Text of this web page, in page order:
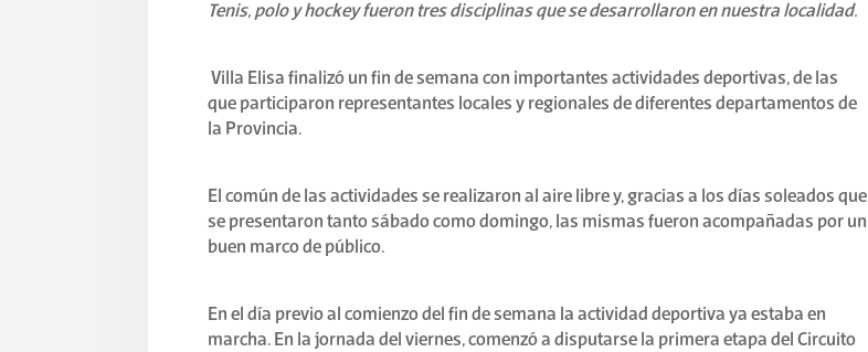
Tenis, polo y hockey fueron tres disciplinas que se desarrollaron en nuestra localidad.
Villa Elisa finalizó un fin de semana con importantes actividades deportivas, de las
que participaron representantes locales y regionales de diferentes departamentos de
la Provincia.
El común de las actividades se realizaron al aire libre y, gracias a los días soleados que
se presentaron tanto sábado como domingo, las mismas fueron acompañadas por un
buen marco de público.
En el día previo al comienzo del fin de semana la actividad deportiva ya estaba en
marcha. En la jornada del viernes, comenzó a disputarse la primera etapa del Circuito